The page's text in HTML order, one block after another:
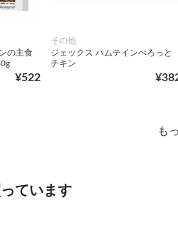
の主食
¥522
その他
ジェックス ハムテインぺろっと
チキン
も
ています